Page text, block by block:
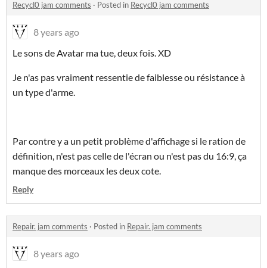
Recycl0 jam comments · Posted in Recycl0 jam comments
8 years ago
Le sons de Avatar ma tue, deux fois. XD
Je n'as pas vraiment ressentie de faiblesse ou résistance à
un type d'arme.
Par contre y a un petit problème d'affichage si le ration de
définition, n'est pas celle de l'écran ou n'est pas du 16:9, ça
manque des morceaux les deux cote.
Reply
Repair. jam comments · Posted in Repair. jam comments
8 years ago